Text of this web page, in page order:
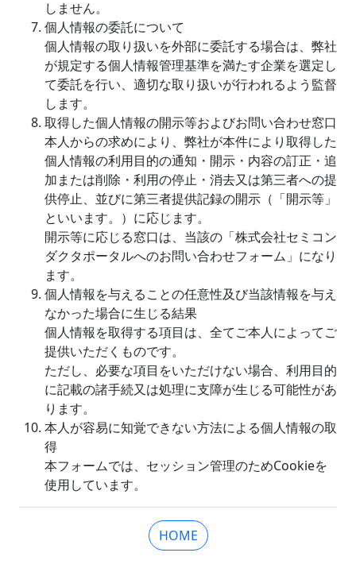
しません。
個人情報の委託について
個人情報の取り扱いを外部に委託する場合は、弊社
が規定する個人情報管理基準を満たす企業を選定し
て委託を行い、適切な取り扱いが行われるよう監督
します。
取得した個人情報の開示等およびお問い合わせ窓口
本人からの求めにより、弊社が本件により取得した
個人情報の利用目的の通知・開示・内容の訂正・追
加または削除・利用の停止・消去又は第三者への提
供停止、並びに第三者提供記録の開示（「開示等」
といいます。）に応じます。
開示等に応じる窓口は、当該の「株式会社セミコン
ダクタポータルへのお問い合わせフォーム」になり
ます。
個人情報を与えることの任意性及び当該情報を与え
なかった場合に生じる結果
個人情報を取得する項目は、全てご本人によってご
提供いただくものです。
ただし、必要な項目をいただけない場合、利用目的
に記載の諸手続又は処理に支障が生じる可能性があ
ります。
本人が容易に知覚できない方法による個人情報の取
得
本フォームでは、セッション管理のためCookieを
使用しています。
HOME